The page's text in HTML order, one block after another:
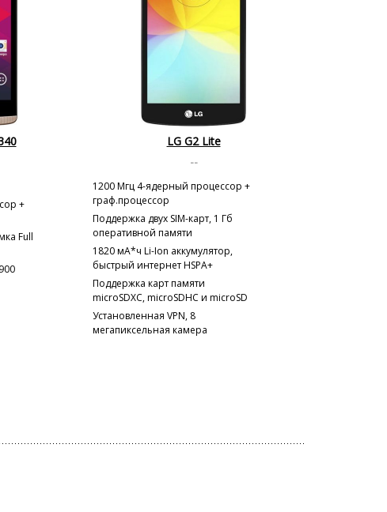
+
Full
LG G2 Lite
--
1200 Мгц 4-ядерный процессор +
граф.процессор
Поддержка двух SIM-карт, 1 Гб
оперативной памяти
1820 мА*ч Li-Ion аккумулятор,
быстрый интернет HSPA+
Поддержка карт памяти
microSDXC, microSDHC и microSD
Установленная VPN, 8
мегапиксельная камера